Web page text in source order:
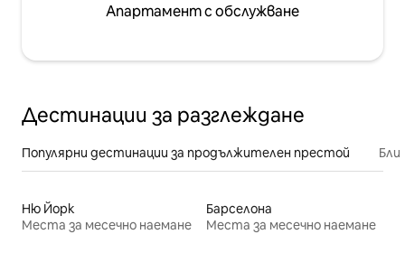
Апартамент с обслужване
Дестинации за разглеждане
Популярни дестинации за продължителен престой
Ню Йорк
Места за месечно наемане
Барселона
Места за месечно наемане